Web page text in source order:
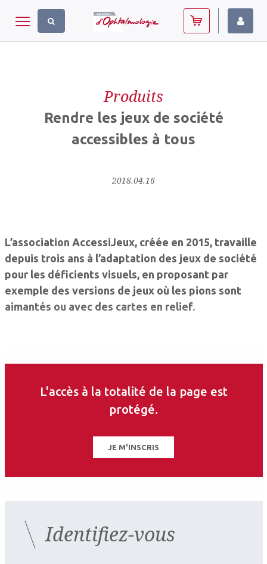
Toggle navigation
Produits
Rendre les jeux de société
accessibles à tous
2018.04.16
L’association AccessiJeux, créée en 2015, travaille
depuis trois ans à l’adaptation des jeux de société
pour les déficients visuels, en proposant par
exemple des versions de jeux où les pions sont
aimantés ou avec des cartes en relief.
L'accès à la totalité de la page est
protégé.
JE M'INSCRIS
Identifiez-vous
Panneau de gestion des cookies